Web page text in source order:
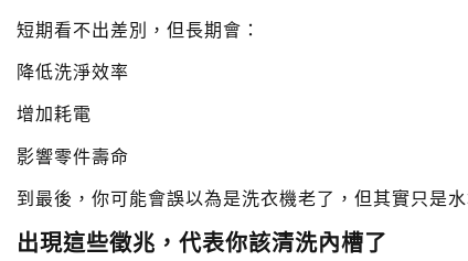
短期看不出差別，但長期會：
降低洗淨效率
增加耗電
影響零件壽命
到最後，你可能會誤以為是洗衣機老了，但其實只是水
出現這些徵兆，代表你該清洗內槽了